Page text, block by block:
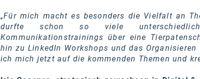
„Für mich macht es besonders die Vielfalt an
durfte schon so viele
Kommunikationstrainings über eine
hin zu LinkedIn Workshops und das
ich mich jetzt auf die kommenden Themen und